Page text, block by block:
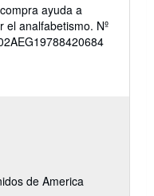
ayuda a
el analfabetismo. Nº
de America